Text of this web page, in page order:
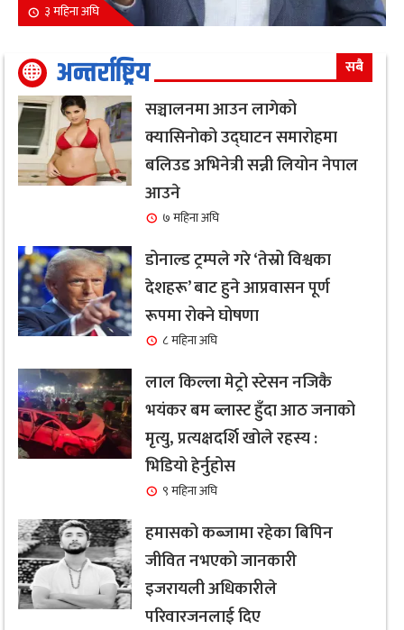
३ महिना अघि
अन्तर्राष्ट्रिय सबै
सञ्चालनमा आउन लागेको
क्यासिनोको उद्घाटन समारोहमा
बलिउड अभिनेत्री सन्नी लियोन नेपाल
आउने
७ महिना अघि
डोनाल्ड ट्रम्पले गरे ‘तेस्रो विश्वका
देशहरू’ बाट हुने आप्रवासन पूर्ण
रूपमा रोक्ने घोषणा
८ महिना अघि
लाल किल्ला मेट्रो स्टेसन नजिकै
भयंकर बम ब्लास्ट हुँदा आठ जनाको
मृत्यु, प्रत्यक्षदर्शि खोले रहस्य :
भिडियो हेर्नुहोस
९ महिना अघि
हमासको कब्जामा रहेका बिपिन
जीवित नभएको जानकारी
इजरायली अधिकारीले
परिवारजनलाई दिए